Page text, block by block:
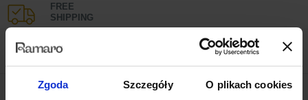
Zgoda Szczegóły O plikach cookies
FREE
SHIPPING
100% MONEY